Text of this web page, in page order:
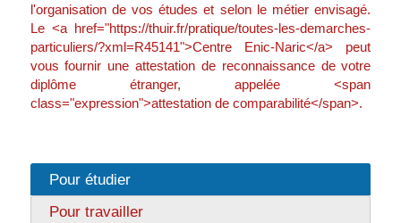
l'organisation de vos études et selon le métier envisagé.
Le <a href="https://thuir.fr/pratique/toutes-les-demarches-
particuliers/?xml=R45141">Centre Enic-Naric</a> peut
vous fournir une attestation de reconnaissance de votre
diplôme étranger, appelée <span
class="expression">attestation de comparabilité</span>.
Pour étudier
Pour travailler